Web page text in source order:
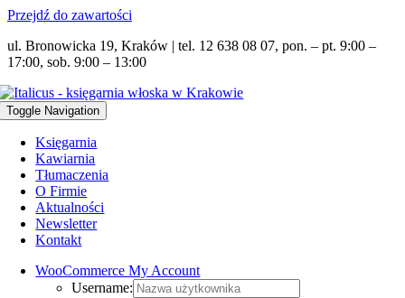
Przejdź do zawartości
ul. Bronowicka 19, Kraków | tel. 12 638 08 07, pon. – pt. 9:00 –
17:00, sob. 9:00 – 13:00
Toggle Navigation
Księgarnia
Kawiarnia
Tłumaczenia
O Firmie
Aktualności
Newsletter
Kontakt
WooCommerce My Account
Username: